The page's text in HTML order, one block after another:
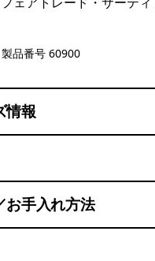
Uplift Blue
品番号 60900
情報
お手入れ方法